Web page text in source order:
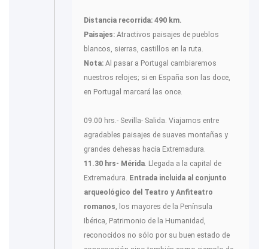
Distancia recorrida: 490 km.
Paisajes: Atractivos paisajes de pueblos
blancos, sierras, castillos en la ruta.
Nota: Al pasar a Portugal cambiaremos
nuestros relojes; si en España son las doce,
en Portugal marcará las once.
09.00 hrs.- Sevilla- Salida. Viajamos entre
agradables paisajes de suaves montañas y
grandes dehesas hacia Extremadura.
11.30 hrs- Mérida . Llegada a la capital de
Extremadura. Entrada incluida al conjunto
arqueológico del Teatro y Anfiteatro
romanos , los mayores de la Península
Ibérica, Patrimonio de la Humanidad,
reconocidos no sólo por su buen estado de